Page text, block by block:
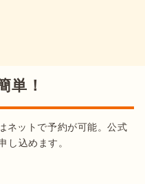
単！
ネットで予約が可能。公式
し込めます。